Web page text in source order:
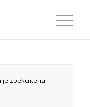
je zoekcriteria